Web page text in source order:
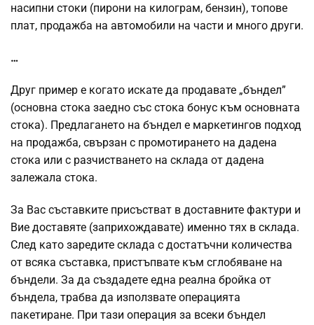
насипни стоки (пирони на килограм, бензин), топове
плат, продажба на автомобили на части и много други.
…
Друг пример е когато искате да продавате „бъндел”
(основна стока заедно със стока бонус към основната
стока). Предлагането на бъндел е маркетингов подход
на продажба, свързан с промотирането на дадена
стока или с разчистването на склада от дадена
залежала стока.
За Вас съставките присъстват в доставните фактури и
Вие доставяте (заприхождавате) именно тях в склада.
След като заредите склада с достатъчни количества
от всяка съставка, пристъпвате към сглобяване на
бъндели. За да създадете една реална бройка от
бъндела, трабва да използвате операцията
пакетиране. При тази операция за всеки бъндел